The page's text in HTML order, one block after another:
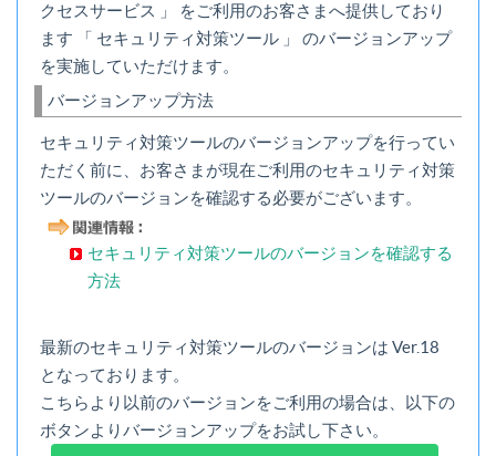
クセスサービス 」 をご利用のお客さまへ提供しており
ます 「 セキュリティ対策ツール 」 のバージョンアップ
を実施していただけます。
バージョンアップ方法
セキュリティ対策ツールのバージョンアップを行ってい
ただく前に、お客さまが現在ご利用のセキュリティ対策
ツールのバージョンを確認する必要がございます。
セキュリティ対策ツールのバージョンを確認する
方法
最新のセキュリティ対策ツールのバージョンは Ver.18
となっております。
こちらより以前のバージョンをご利用の場合は、以下の
ボタンよりバージョンアップをお試し下さい。